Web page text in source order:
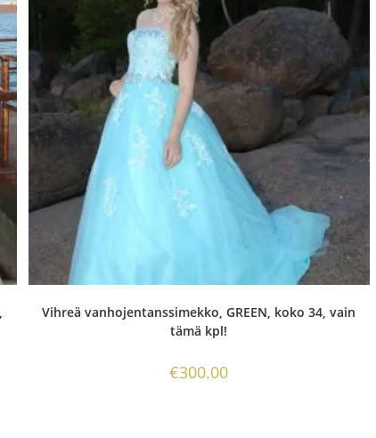
Vihreä vanhojentanssimekko, GREEN, koko 34, vain
tämä kpl!
€300.00